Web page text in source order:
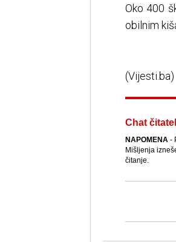
Oko 400
obilnim
(Vijesti.ba)
Chat
NAPOMENA-
Mišljenja
čitanje.